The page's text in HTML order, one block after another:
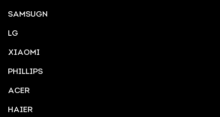
SAMSUGN
LG
XIAOMI
PHILLIPS
ACER
HAIER